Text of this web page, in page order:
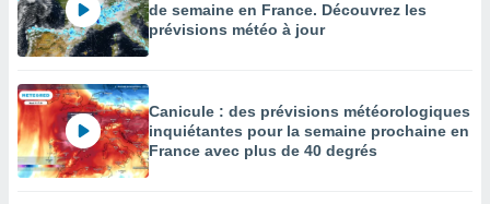
de semaine en France. Découvrez les
prévisions météo à jour
Canicule : des prévisions météorologiques
inquiétantes pour la semaine prochaine en
France avec plus de 40 degrés